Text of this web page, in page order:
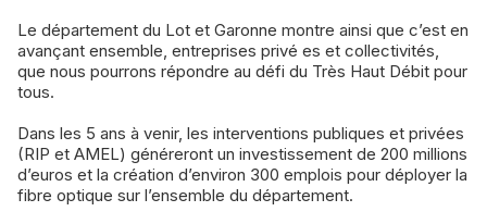
Le département du Lot et Garonne montre ainsi que c’est en
avançant ensemble, entreprises privé es et collectivités,
que nous pourrons répondre au défi du Très Haut Débit pour
tous.
Dans les 5 ans à venir, les interventions publiques et privées
(RIP et AMEL) généreront un investissement de 200 millions
d’euros et la création d’environ 300 emplois pour déployer la
fibre optique sur l’ensemble du département.